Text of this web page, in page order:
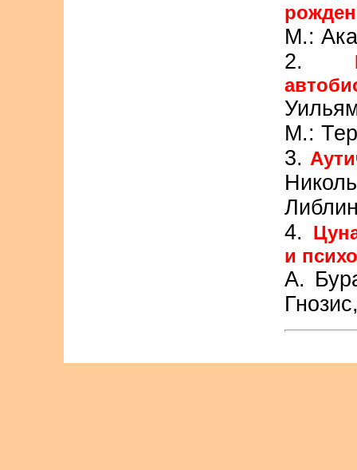
М.:
2.
М.:
3.
4.
и
А.